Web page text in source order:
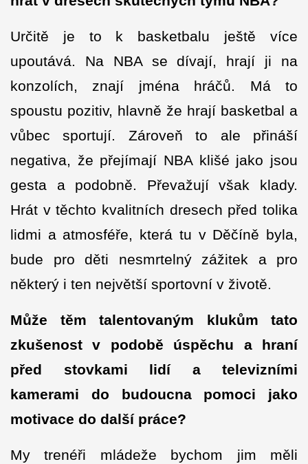
Určitě je to k basketbalu ještě více
upoutává. Na NBA se dívají, hrají ji na
konzolích, znají jména hráčů. Má to
spoustu pozitiv, hlavně že hrají basketbal a
vůbec sportují. Zároveň to ale přináší
negativa, že přejímají NBA klišé jako jsou
gesta a podobně. Převažují však klady.
Hrát v těchto kvalitních dresech před tolika
lidmi a atmosféře, která tu v Děčíně byla,
bude pro děti nesmrtelný zážitek a pro
některý i ten největší sportovní v životě.
Může těm talentovaným klukům tato
zkušenost v podobě úspěchu a hraní
před stovkami lidí a televizními
kamerami do budoucna pomoci jako
motivace do další práce?
My trenéři mládeže bychom jim měli